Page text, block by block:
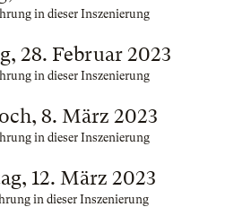
in dieser Inszenierung
28. Februar 2023
in dieser Inszenierung
8. März 2023
in dieser Inszenierung
12. März 2023
in dieser Inszenierung